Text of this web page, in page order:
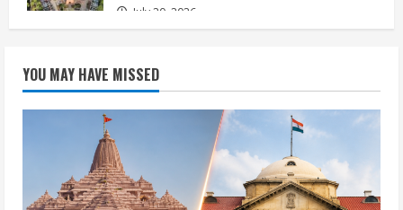
July 20, 2026
YOU MAY HAVE MISSED